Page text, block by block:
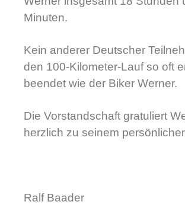
Minuten.
Kein anderer Deutscher
den 100-Kilometer-Lauf so oft
beendet wie der Biker Werner.
Die Vorstandschaft gratuliert
herzlich zu seinem
Ralf Baader